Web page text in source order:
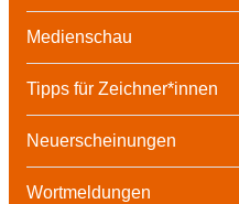
Medienschau
Tipps für Zeichner*innen
Neuerscheinungen
Wortmeldungen